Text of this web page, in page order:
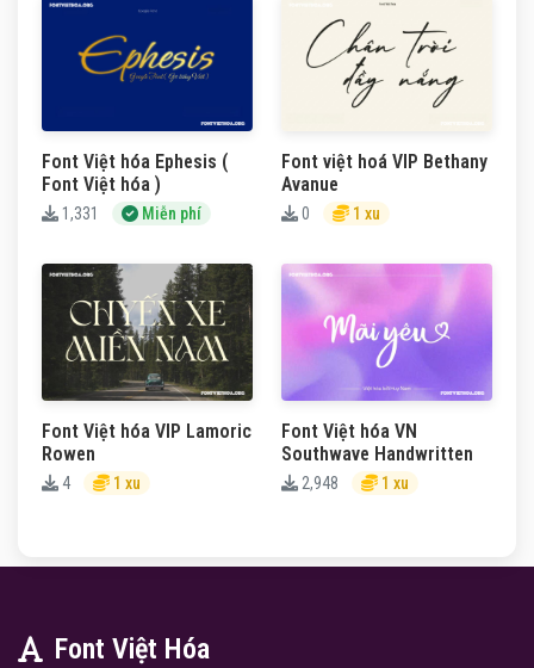
Font Việt hóa Ephesis (
Font Việt hóa )
1,331 Miễn phí
Font việt hoá VIP Bethany
Avanue
0 1 xu
Font Việt hóa VIP Lamoric
Rowen
4 1 xu
Font Việt hóa VN
Southwave Handwritten
2,948 1 xu
Font Việt Hóa